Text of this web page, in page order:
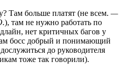
Там больше платят (не всем. —
), там не нужно работать по
нет критичных багов у
босс добрый и понимающий
до руководителя
тоже так говорили).